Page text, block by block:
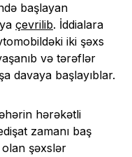
başlayan
çevrilib. İddialara
iki şəxs
və tərəflər
davaya başlayıblar.
hərəkətli
zamanı baş
şəxslər